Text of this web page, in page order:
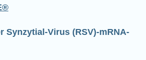
Synzytial-Virus (RSV)-mRNA-